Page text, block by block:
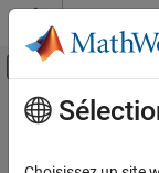
Passer au contenu
Activer/
Accueil de la
Contenu principal